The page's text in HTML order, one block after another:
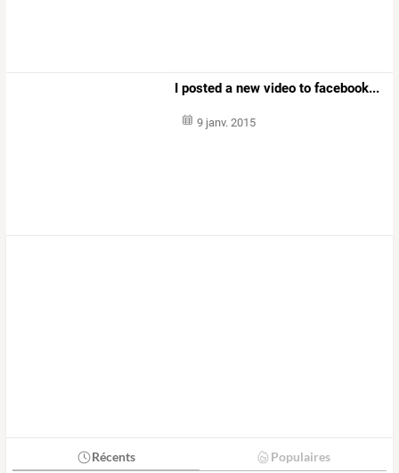
I posted a new video to facebook...
9 janv. 2015
Récents Populaires